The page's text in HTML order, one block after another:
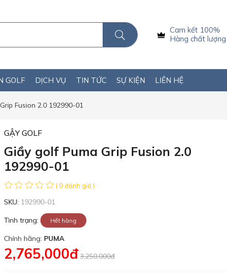
Cam kết 100%
Hàng chất lượng
GOLF DỊCH VỤ TIN TỨC SỰ KIỆN LIÊN HỆ
Fusion 2.0 192990-01
GẬY GOLF
Giầy golf Puma Grip Fusion 2.0
192990-01
( 0 đánh giá )
SKU: 192990-01
Tình trạng: Hết hàng
Chính hãng: PUMA
2,765,000đ 3,250,000đ